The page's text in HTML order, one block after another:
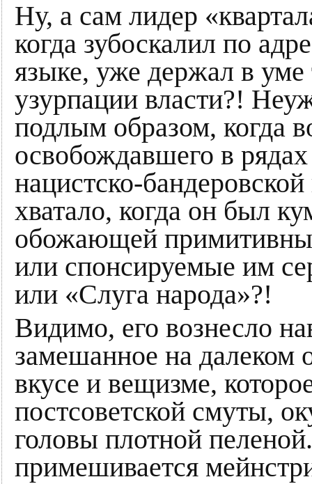
Ну, а сам лидер
когда зубоскалил по
языке, уже держал в
узурпации власти?!
подлым образом, когда
освобождавшего в
нацистско-
хватало, когда он был
обожающей
или спонсируемые им
или «Слуга народа»?!
Видимо, его вознесло
замешанное на далеком
вкусе и вещизме,
постсоветской смуты,
головы плотной
примешивается